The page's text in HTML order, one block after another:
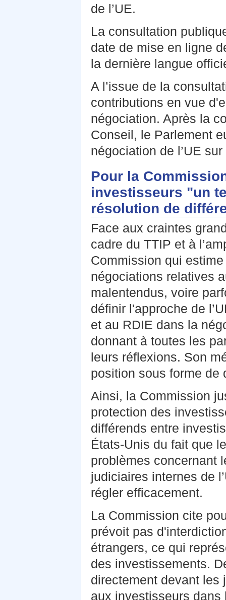
de l’UE.
La consultation
date de mise en ligne
la dernière langue
A l’issue de la
contributions en vue
négociation. Après la
Conseil, le Parlement
négociation de l’UE
Pour la
investisseurs "un
résolution de
Face aux craintes
cadre du TTIP et à
Commission qui
négociations relatives
malentendus, voire
définir l'approche de
et au RDIE dans la
donnant à toutes les
leurs réflexions. Son
position sous forme de
Ainsi, la Commission
protection des
différends entre
États‑Unis du fait que
problèmes concernant
judiciaires internes de
régler efficacement.
La Commission cite
prévoit pas
étrangers, ce qui
des investissements.
directement devant les
aux investisseurs dans